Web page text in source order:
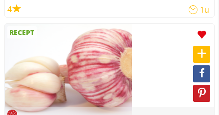
4 1u
RECEPT